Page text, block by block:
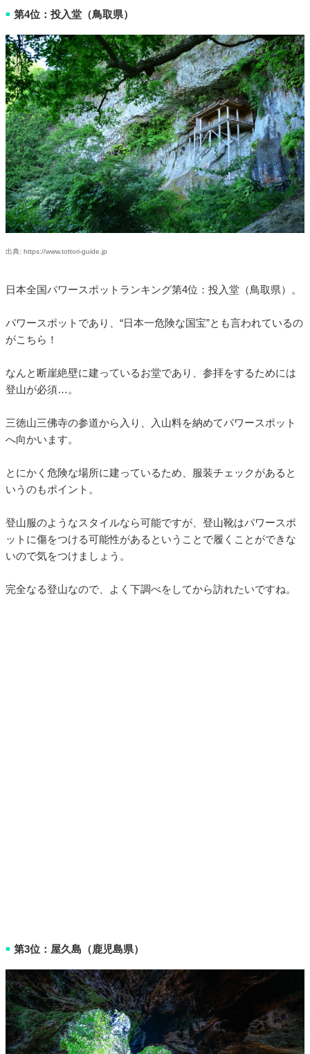
■ 第4位：投入堂（鳥取県）
出典: https://www.tottori-guide.jp
日本全国パワースポットランキング第4位：投入堂（鳥取県）。
パワースポットであり、“日本一危険な国宝”とも言われているの
がこちら！
なんと断崖絶壁に建っているお堂であり、参拝をするためには
登山が必須…。
三徳山三佛寺の参道から入り、入山料を納めてパワースポット
へ向かいます。
とにかく危険な場所に建っているため、服装チェックがあると
いうのもポイント。
登山服のようなスタイルなら可能ですが、登山靴はパワースポ
ットに傷をつける可能性があるということで履くことができな
いので気をつけましょう。
完全なる登山なので、よく下調べをしてから訪れたいですね。
■ 第3位：屋久島（鹿児島県）